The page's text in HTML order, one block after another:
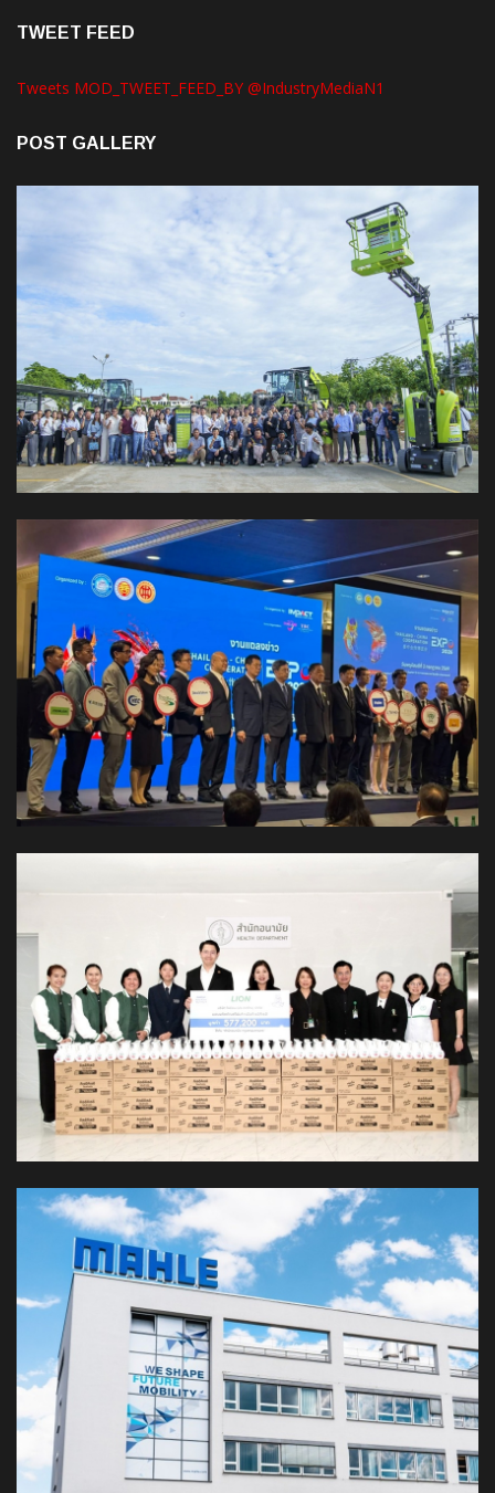
TWEET FEED
Tweets MOD_TWEET_FEED_BY @IndustryMediaN1
POST GALLERY